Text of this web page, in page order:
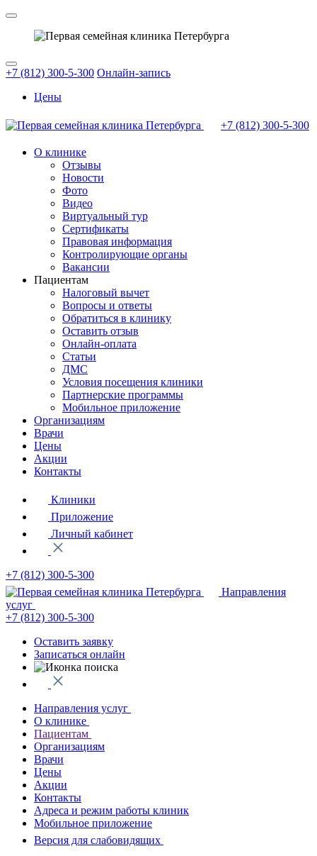
+7 (812) 300-5-300 Онлайн-запись
Цены
+7 (812) 300-5-300
О клинике
Отзывы
Новости
Фото
Видео
Виртуальный тур
Сертификаты
Правовая информация
Контролирующие органы
Вакансии
Пациентам
Налоговый вычет
Вопросы и ответы
Обратиться в клинику
Оставить отзыв
Онлайн-оплата
Статьи
ДМС
Условия посещения клиники
Партнерские программы
Мобильное приложение
Организациям
Врачи
Цены
Акции
Контакты
Клиники
Приложение
Личный кабинет
+7 (812) 300-5-300
Направления
услуг
+7 (812) 300-5-300
Оставить заявку
Записаться онлайн
Направления услуг
О клинике
Пациентам
Организациям
Врачи
Цены
Акции
Контакты
Адреса и режим работы клиник
Мобильное приложение
Версия для слабовидящих